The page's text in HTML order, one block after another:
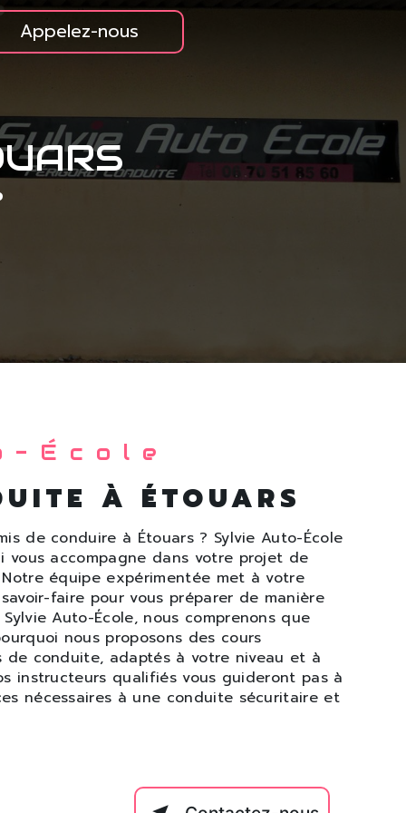
Appelez-nous
École
À ÉTOUARS
de conduire à Étouars ? Sylvie Auto-École
accompagne dans votre projet de
équipe expérimentée met à votre
faire pour vous préparer de manière
Auto-École, nous comprenons que
nous proposons des cours
conduite, adaptés à votre niveau et à
instructeurs qualifiés vous guideront pas à
nécessaires à une conduite sécuritaire et